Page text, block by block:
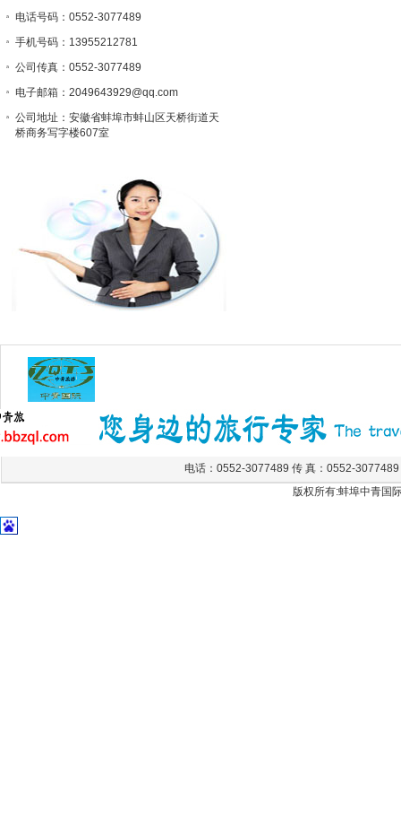
电话号码：0552-3077489
手机号码：13955212781
公司传真：0552-3077489
电子邮箱：2049643929@qq.com
公司地址：安徽省蚌埠市蚌山区天桥街道天
桥商务写字楼607室
电话：0552-3077489 传 真：0552-
版权所有:蚌埠中青国